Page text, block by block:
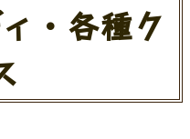
・各種ク